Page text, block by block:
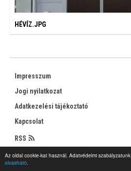
Az oldal cookie-kat használ. Adatvédelmi szabályzatunk
olvasható.
HÉVÍZ.JPG
Impresszum
Jogi nyilatkozat
Adatkezelési tájékoztató
Kapcsolat
RSS